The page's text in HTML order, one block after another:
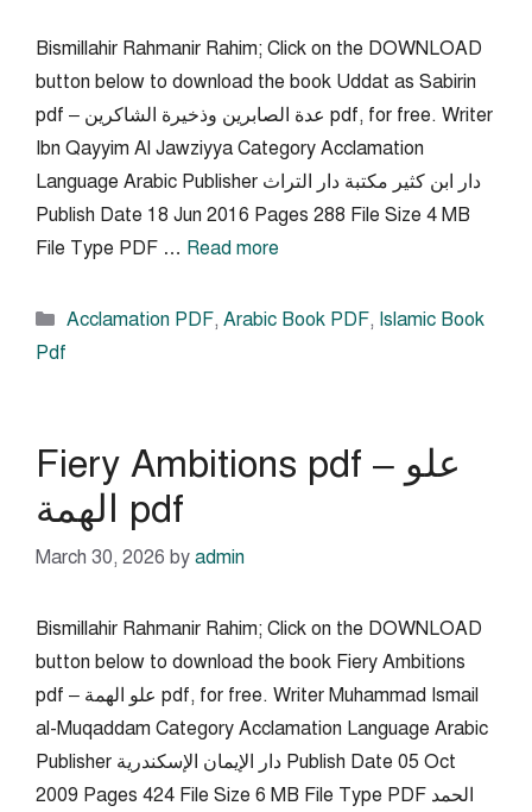
Bismillahir Rahmanir Rahim; Click on the DOWNLOAD
button below to download the book Uddat as Sabirin
pdf – عدة الصابرين وذخيرة الشاكرين pdf, for free. Writer
Ibn Qayyim Al Jawziyya Category Acclamation
Language Arabic Publisher دار ابن كثير مكتبة دار التراث
Publish Date 18 Jun 2016 Pages 288 File Size 4 MB
File Type PDF … Read more
Categories
Acclamation PDF, Arabic Book PDF, Islamic Book
Pdf
Fiery Ambitions pdf – علو
الهمة pdf
March 30, 2026 by admin
Bismillahir Rahmanir Rahim; Click on the DOWNLOAD
button below to download the book Fiery Ambitions
pdf – علو الهمة pdf, for free. Writer Muhammad Ismail
al-Muqaddam Category Acclamation Language Arabic
Publisher دار الإيمان الإسكندرية Publish Date 05 Oct
2009 Pages 424 File Size 6 MB File Type PDF الحمد